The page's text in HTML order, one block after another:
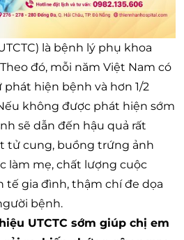
là bệnh lý phụ khoa
đó, mỗi năm Việt Nam có
hiện bệnh và hơn 1/2
không được phát hiện sớm
sẽ dẫn đến hậu quả rất
tử cung, buồng trứng ảnh
làm mẹ, chất lượng cuộc
tế gia đình, thậm chí đe dọa
bệnh.
UTCTC sớm giúp chị em